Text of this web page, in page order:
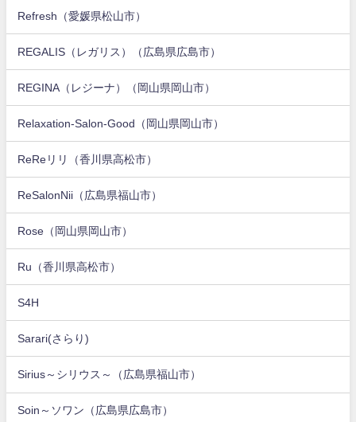
Refresh（愛媛県松山市）
REGALIS（レガリス）（広島県広島市）
REGINA（レジーナ）（岡山県岡山市）
Relaxation-Salon-Good（岡山県岡山市）
ReReリリ（香川県高松市）
ReSalonNii（広島県福山市）
Rose（岡山県岡山市）
Ru（香川県高松市）
S4H
Sarari(さらり)
Sirius～シリウス～（広島県福山市）
Soin～ソワン（広島県広島市）